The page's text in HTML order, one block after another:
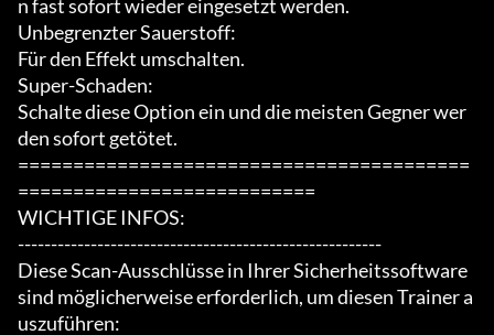
n fast sofort wieder eingesetzt werden.
Unbegrenzter Sauerstoff:
Für den Effekt umschalten.
Super-Schaden:
Schalte diese Option ein und die meisten Gegner wer
den sofort getötet.
=========================================
===========================
WICHTIGE INFOS:
-------------------------------------------------------
Diese Scan-Ausschlüsse in Ihrer Sicherheitssoftware
sind möglicherweise erforderlich, um diesen Trainer a
uszuführen: